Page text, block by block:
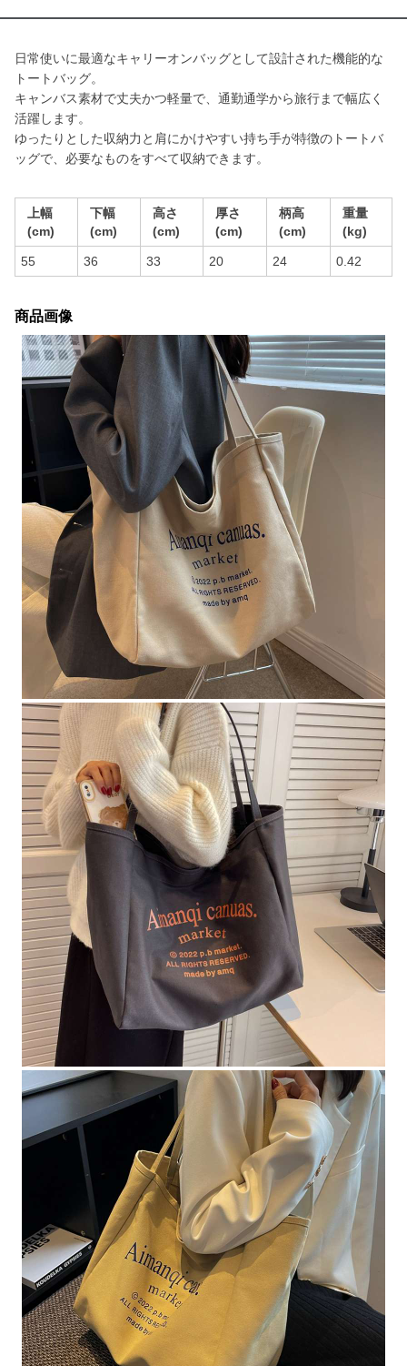
日常使いに最適なキャリーオンバッグとして設計された機能的な
トートバッグ。
キャンバス素材で丈夫かつ軽量で、通勤通学から旅行まで幅広く
活躍します。
ゆったりとした収納力と肩にかけやすい持ち手が特徴のトートバ
ッグで、必要なものをすべて収納できます。
上幅
(cm)
下幅
(cm)
高さ
(cm)
厚さ
(cm)
柄高
(cm)
重量
(kg)
55 36 33 20 24 0.42
商品画像